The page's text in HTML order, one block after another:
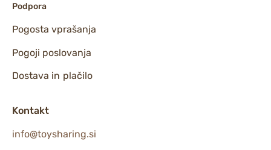
Podpora
Pogosta vprašanja
Pogoji poslovanja
Dostava in plačilo
Kontakt
info@toysharing.si